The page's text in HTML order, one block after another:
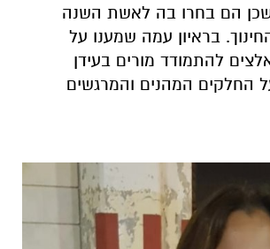
הם בחרו בה לאשת השנה
בראיון עמה שמענו על
להתמודד מורים בעידן
על החלקים המהנים והמרגשים